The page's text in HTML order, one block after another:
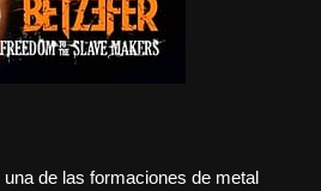
de las formaciones de metal